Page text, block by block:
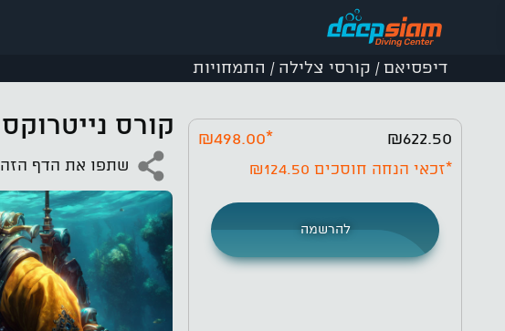
דיפסיאם / קורסי צלילה / התמחויות
קורס נייטרוקס
שתפו את הדף הזה
*
₪498.00 ₪622.50
*זכאי הנחה חוסכים ₪124.50
להרשמה